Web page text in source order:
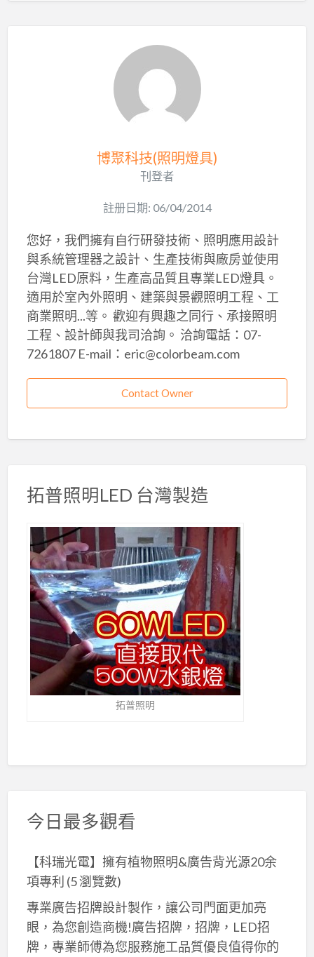
博聚科技(照明燈具)
刊登者
註册日期: 06/04/2014
您好，我們擁有自行研發技術、照明應用設計
與系統管理器之設計、生產技術與廠房並使用
台灣LED原料，生產高品質且專業LED燈具。
適用於室內外照明、建築與景觀照明工程、工
商業照明...等。 歡迎有興趣之同行、承接照明
工程、設計師與我司洽詢。 洽詢電話：07-
7261807 E-mail：eric@colorbeam.com
Contact Owner
拓普照明LED 台灣製造
拓普照明
今日最多觀看
【科瑞光電】擁有植物照明&廣告背光源20余
項專利 (5 瀏覽數)
專業廣告招牌設計製作，讓公司門面更加亮
眼，為您創造商機!廣告招牌，招牌，LED招
牌，專業師傅為您服務施工品質優良值得你的